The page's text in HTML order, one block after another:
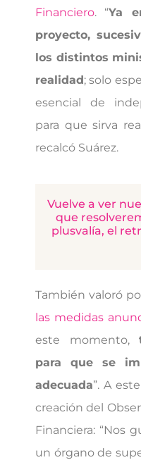
Financiero. “Ya
proyecto,
los distintos
realidad ; solo
esencial de
para que sirva
recalcó Suárez.
Vuelve a ver
que
plusvalía, el
También valoró
las medidas
este momento,
para que se
adecuada”. A
creación del
Financiera: “Nos
un órgano de